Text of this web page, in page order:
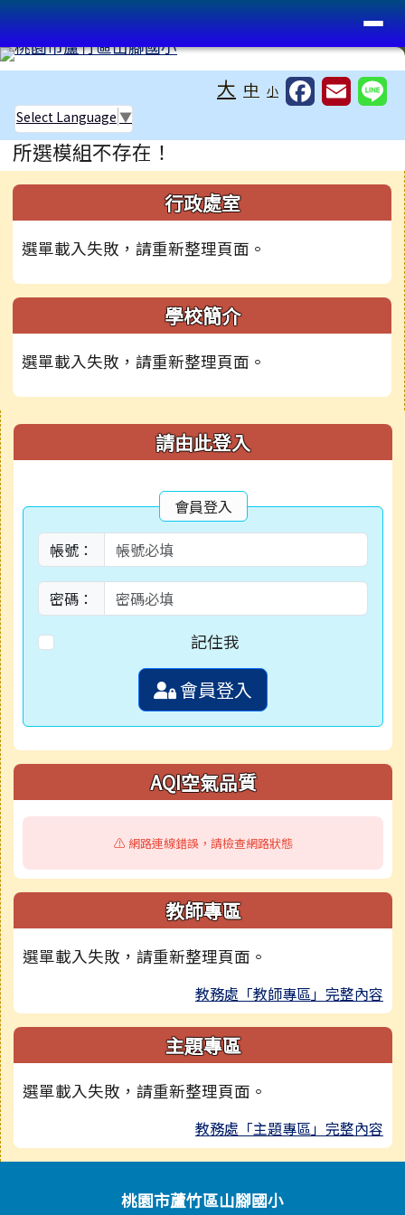
跳至主內容區
桃園市蘆竹區山腳國小
導覽列
大 中 小
Select Language ▼
主內容區域
所選模組不存在！
左邊區域內容 行政處室
選單載入失敗，請重新整理頁面。
學校簡介
選單載入失敗，請重新整理頁面。
右邊區域內容 請由此登入
會員登入
帳號：
密碼：
記住我
會員登入
AQI空氣品質
⚠️ 網路連線錯誤，請檢查網路狀態
教師專區
選單載入失敗，請重新整理頁面。
教務處「教師專區」完整內容
主題專區
選單載入失敗，請重新整理頁面。
教務處「主題專區」完整內容
頁尾區域
頁尾區域內容桃園市蘆竹區山腳國小